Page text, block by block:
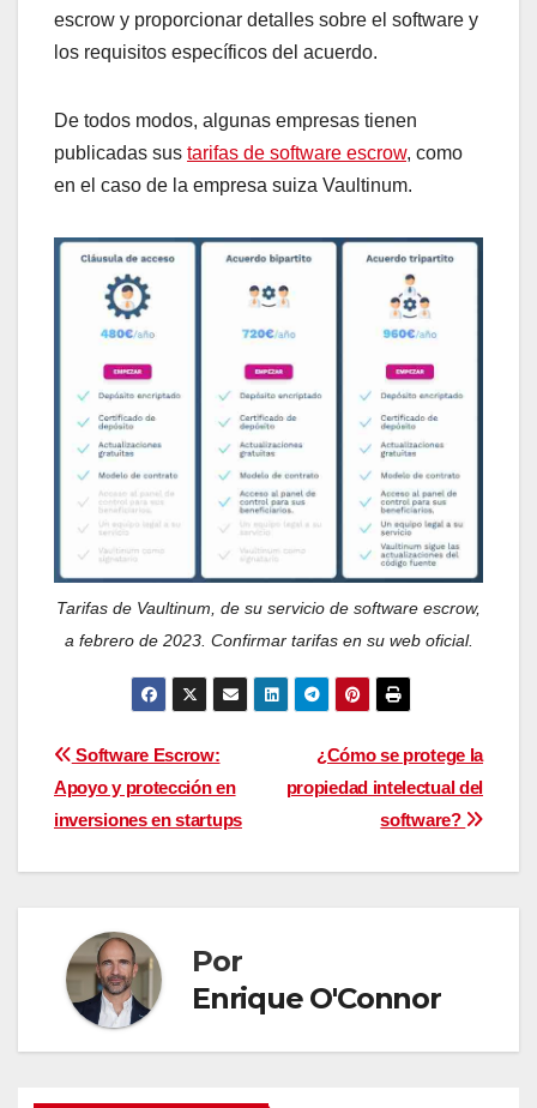
escrow y proporcionar detalles sobre el software y
los requisitos específicos del acuerdo.
De todos modos, algunas empresas tienen
publicadas sus tarifas de software escrow, como
en el caso de la empresa suiza Vaultinum.
Tarifas de Vaultinum, de su servicio de software escrow,
a febrero de 2023. Confirmar tarifas en su web oficial.
Navegación
de
entradas
¿Cómo se protege la
propiedad intelectual del
software?
Software Escrow:
Apoyo y protección en
inversiones en startups
Por
Enrique O'Connor